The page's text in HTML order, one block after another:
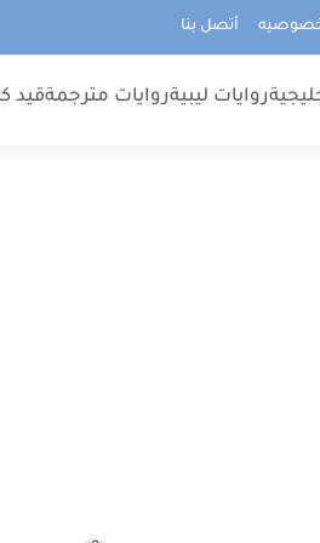
أتصل بنا
روايات ليبيةروايات مترجمةقيد